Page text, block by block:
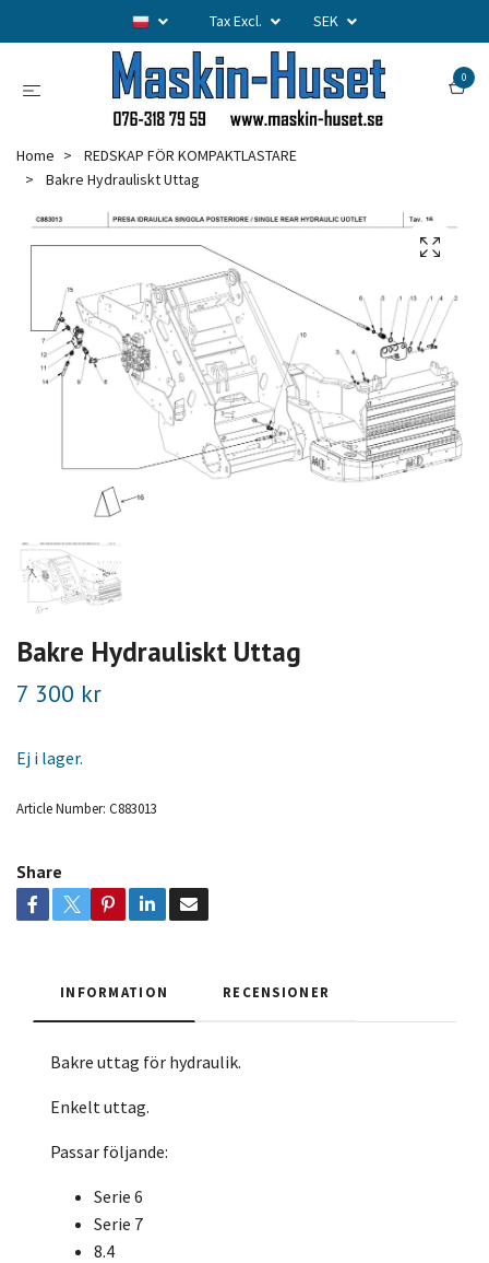
Tax Excl. SEK
0
Home
REDSKAP FÖR KOMPAKTLASTARE
Bakre Hydrauliskt Uttag
Bakre Hydrauliskt Uttag
7 300 kr
Ej i lager.
Article Number: C883013
Share
INFORMATION RECENSIONER
Bakre uttag för hydraulik.
Enkelt uttag.
Passar följande:
Serie 6
Serie 7
8.4